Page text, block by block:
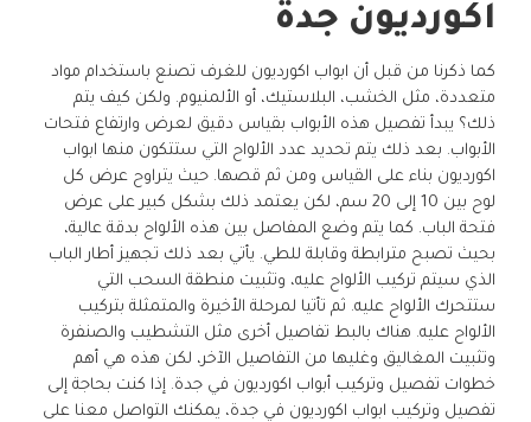
اكورديون جدة
كما ذكرنا من قبل أن ابواب اكورديون للغرف تصنع باستخدام مواد
متعددة، مثل الخشب، البلاستيك، أو الألمنيوم. ولكن كيف يتم
ذلك؟ يبدأ تفصيل هذه الأبواب بقياس دقيق لعرض وارتفاع فتحات
الأبواب. بعد ذلك يتم تحديد عدد الألواح التي ستتكون منها ابواب
اكورديون بناء على القياس ومن ثم قصها. حيث يتراوح عرض كل
لوح بين 10 إلى 20 سم، لكن يعتمد ذلك بشكل كبير على عرض
فتحة الباب. كما يتم وضع المفاصل بين هذه الألواح بدقة عالية،
بحيث تصبح مترابطة وقابلة للطي. يأتي بعد ذلك تجهيز أطار الباب
الذي سيتم تركيب الألواح عليه، وتثبيت منطقة السحب التي
ستتحرك الألواح عليه. ثم تأتيا لمرحلة الأخيرة والمتمثلة بتركيب
الألواح عليه. هناك بالبط تفاصيل أخرى مثل التشطيب والصنفرة
وتثبيت المغاليق وغليها من التفاصيل الآخر، لكن هذه هي أهم
خطوات تفصيل وتركيب أبواب اكورديون في جدة. إذا كنت بحاجة إلى
تفصيل وتركيب ابواب اكورديون في جدة، يمكنك التواصل معنا على